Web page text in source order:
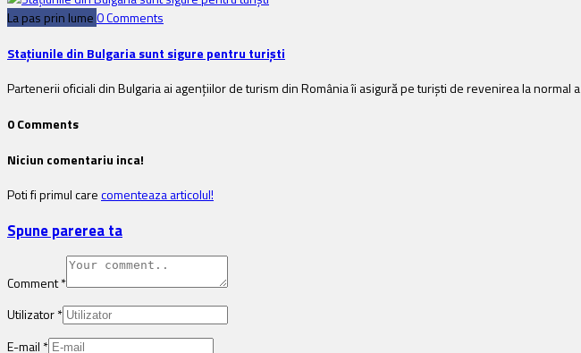
La pas prin lume0 Comments
Stațiunile din Bulgaria sunt sigure pentru turiști
Partenerii oficiali din Bulgaria ai agențiilor de turism din România îi asigură pe turiști de revenirea la
0 Comments
Niciun comentariu inca!
Poti fi primul carecomenteaza articolul!
Spune parerea ta
Comment*
Utilizator*
E-mail *